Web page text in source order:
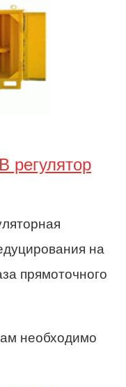
на
прямоточного
необходимо